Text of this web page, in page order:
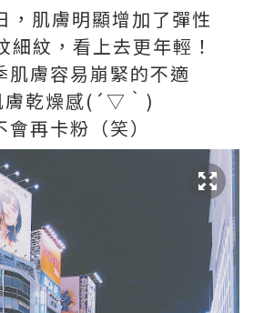
，肌膚明顯增加了彈性
細紋，看上去更年輕！
肌膚容易崩緊的不適
膚乾燥感(´▽｀)
會再卡粉（笑）